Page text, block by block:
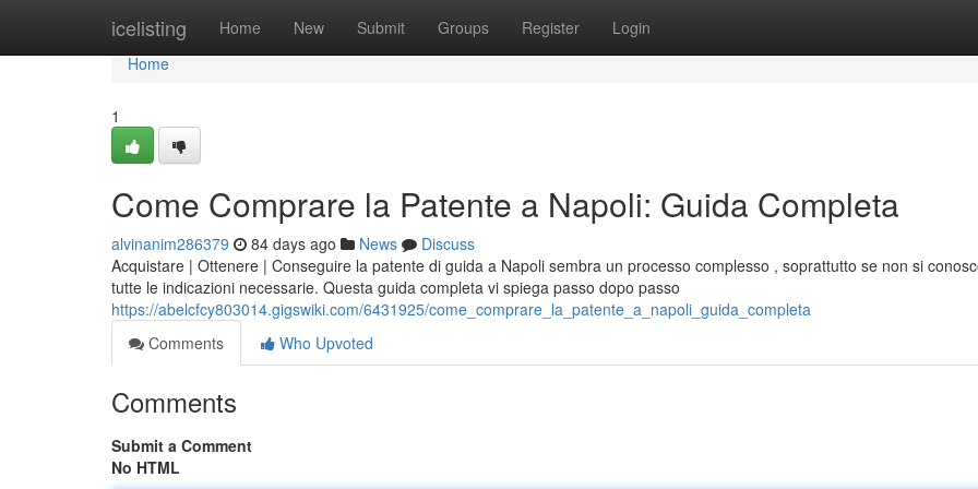
icelisting Home New Submit Groups Register Login
Home
Home
1
Come Comprare la Patente a Napoli: Guida Completa
alvinanim286379 84 days ago News
Discuss
Acquistare | Ottenere | Conseguire la patente di guida a Napoli sembra un processo complesso , soprattutto se non si
tutte le indicazioni necessarie. Questa guida completa vi spiega passo dopo passo
https://abelcfcy803014.gigswiki.com/6431925/come_comprare_la_patente_a_napoli_guida_completa
Comments
Who Upvoted
Comments
Submit a Comment
No HTML